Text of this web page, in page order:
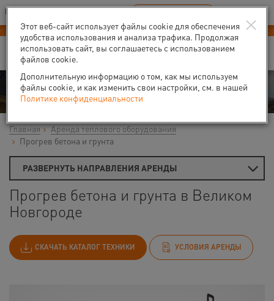
Ваш город:Великий Новгород
В Вашем регионе нет наших офисов
-40% на арендукомпрессоров
RU EN
Аренда
Главная
Аренда теплового оборудования
Прогрев бетона и грунта
РАЗВЕРНУТЬ НАПРАВЛЕНИЯ АРЕНДЫ
Прогрев бетона и грунта в Великом
Новгороде
СКАЧАТЬ КАТАЛОГ ТЕХНИКИ УСЛОВИЯ АРЕНДЫ
×
Этот веб-сайт использует файлы cookie для обеспечения
удобства использования и анализа трафика. Продолжая
использовать сайт, вы соглашаетесь с использованием
файлов cookie.
Дополнительную информацию о том, как мы используем
файлы cookie, и как изменить свои настройки, см. в нашей
Политике конфиденциальности